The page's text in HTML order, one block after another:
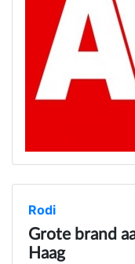
Rodi
Grote brand
Haag